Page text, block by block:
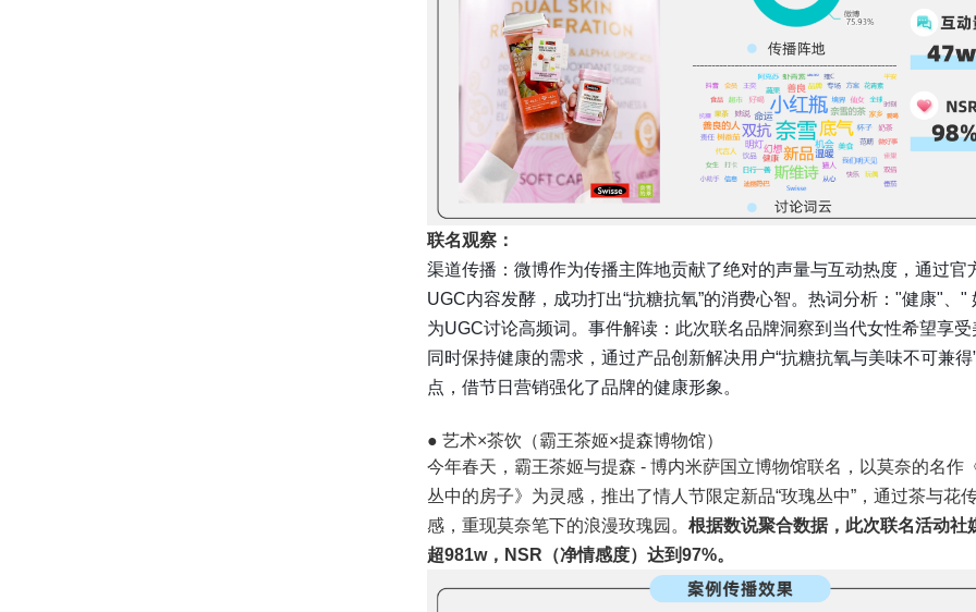
联名观察：
渠道传播：微博作为传播主阵地贡献了绝对的声量与互动热度，通过官
UGC内容发酵，成功打出“抗糖抗氧”的消费心智。热词分析："健康"、"
为UGC讨论高频词。事件解读：此次联名品牌洞察到当代女性希望享受
同时保持健康的需求，通过产品创新解决用户“抗糖抗氧与美味不可兼得
点，借节日营销强化了品牌的健康形象。
● 艺术×茶饮（霸王茶姬×提森博物馆）
今年春天，霸王茶姬与提森 - 博内米萨国立博物馆联名，以莫奈的名作
丛中的房子》为灵感，推出了情人节限定新品“玫瑰丛中”，通过茶与花
感，重现莫奈笔下的浪漫玫瑰园。 根据数说聚合数据，此次联名活动社
超981w，NSR（净情感度）达到97%。